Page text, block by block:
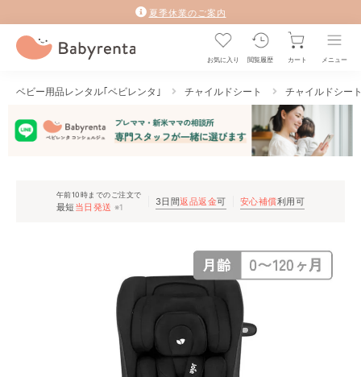
夏季休業のご案内
お気に入り 閲覧履歴 カート メニュー
ベビー用品レンタル｢ベビレンタ｣ チャイルドシート チャイルドシー
午前10時までのご注文で
最短 当日発送 ※1 3日間返品返金可 安心補償利用可